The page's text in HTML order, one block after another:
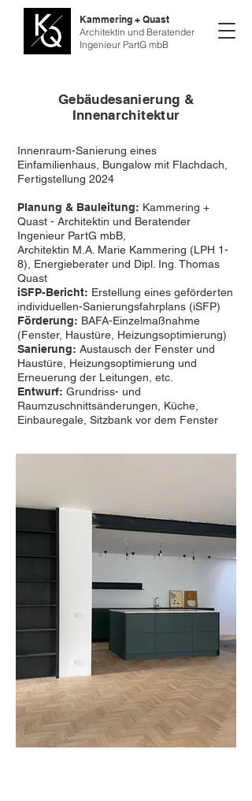
Kammering + Quast
Architektin und Beratender
Ingenieur PartG mbB
Gebäudesanierung &
Innenarchitektur
Innenraum-Sanierung eines
Einfamilienhaus, Bungalow mit Flachdach,
Fertigstellung 2024
Planung & Bauleitung: Kammering +
Quast - Architektin und Beratender
Ingenieur PartG mbB,
Architektin M.A. Marie Kammering (LPH 1-
8), Energieberater und Dipl. Ing. Thomas
Quast
iSFP-Bericht: Erstellung eines geförderten
individuellen-Sanierungsfahrplans (iSFP)
Förderung: BAFA-Einzelmaßnahme
(Fenster, Haustüre, Heizungsoptimierung)
Sanierung: Austausch der Fenster und
Haustüre, Heizungsoptimierung und
Erneuerung der Leitungen, etc.
Entwurf: Grundriss- und
Raumzuschnittsänderungen, Küche,
Einbauregale, Sitzbank vor dem Fenster